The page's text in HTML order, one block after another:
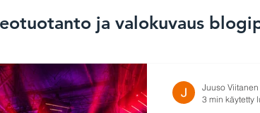
Juuso Viitanen
3 min käytetty
ja valokuvaus